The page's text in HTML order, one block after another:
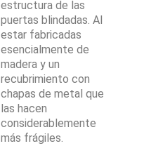
estructura de las
puertas blindadas. Al
estar fabricadas
esencialmente de
madera y un
recubrimiento con
chapas de metal que
las hacen
considerablemente
más frágiles.